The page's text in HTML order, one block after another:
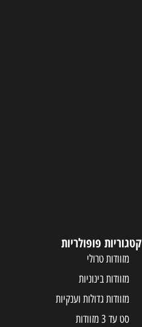
קטגוריות פופולריות
מזוודות טרולי
מזוודות בינוניות
מזוודות גדולות וענקיות
סט עד 3 מזוודות